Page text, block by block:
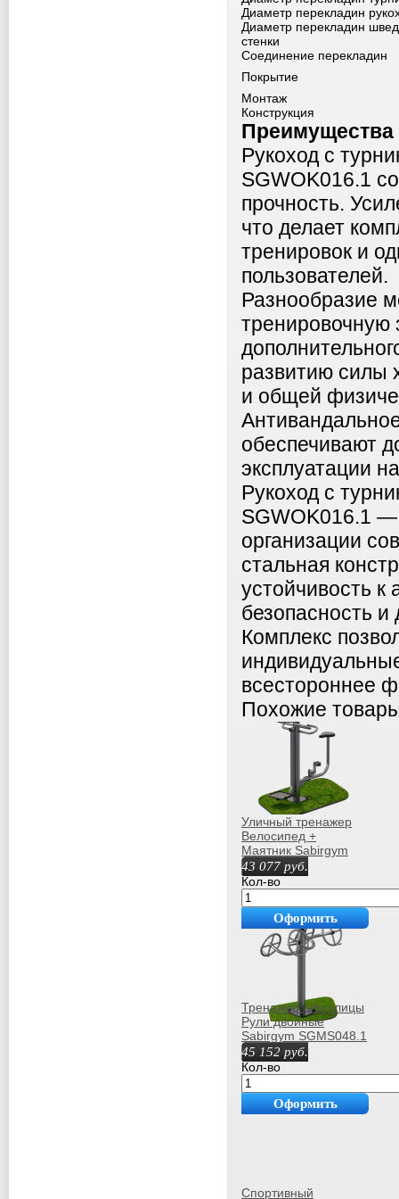
Диаметр перекладин
Диаметр перекладин
стенки
Соединение перекладин
Покрытие
Монтаж
Конструкция
Преимущества
Рукоход с
SGWOK016.1
прочность.
что делает
тренировок и
пользователей.
Разнообразие
тренировочную
развитию силы
и общей
обеспечивают
эксплуатации
Рукоход с
SGWOK016.1
организации
стальная
устойчивость
безопасность
Комплекс
всестороннее
Похожие
Уличный тренажер
Велосипед +
Маятник Sabirgym
SGMS061.1
43 077 руб.
Кол-во
Оформить
покупку
Тренажер для улицы
Рули двойные
Sabirgym SGMS048.1
proven quality
45 152 руб.
Кол-во
Оформить
Спортивный